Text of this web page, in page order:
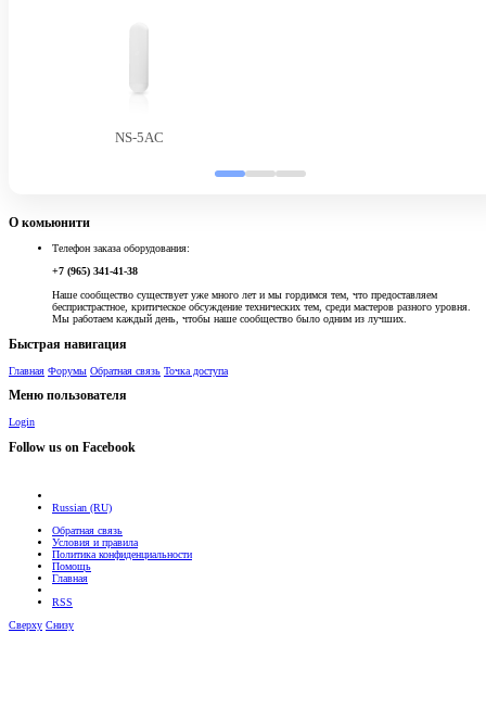
NS-5AC
О комьюнити
Телефон заказа оборудования:
+7 (965) 341-41-38
Наше сообщество существует уже много лет и мы гордимся тем, что предоставляем
беспристрастное, критическое обсуждение технических тем, среди мастеров разного уровня.
Мы работаем каждый день, чтобы наше сообщество было одним из лучших.
Быстрая навигация
Главная Форумы Обратная связь Точка доступа
Меню пользователя
Login
Follow us on Facebook
Russian (RU)
Обратная связь
Условия и правила
Политика конфиденциальности
Помощь
Главная
RSS
Сверху Снизу